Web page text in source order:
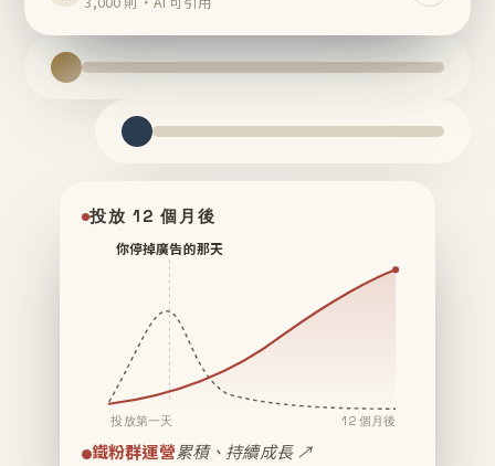
投放 12 個月後
你停掉廣告的那天
投放第一天 12 個月後
鐵粉群運營累積、持續成長 ↗